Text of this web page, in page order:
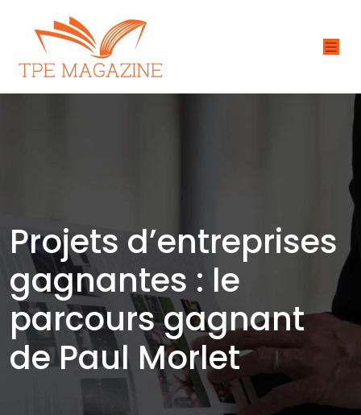
Projets d’entreprises
gagnantes : le
parcours gagnant
de Paul Morlet